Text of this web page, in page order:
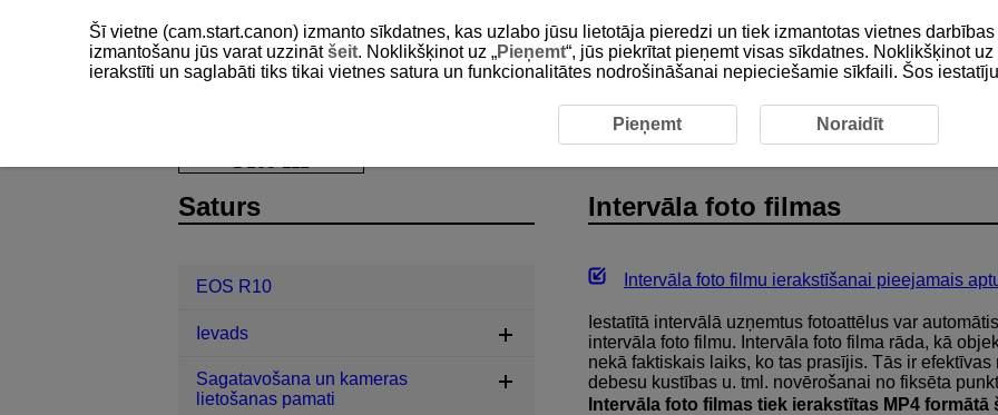
Filmas ierakstīšana Intervāla foto filmas
Intervāla foto filmas
Intervāla foto filmu ierakstīšanai pieejamais
Iestatītā intervālā uzņemtus fotoattēlus var
intervāla foto filmu. Intervāla foto filma rāda, kā
nekā faktiskais laiks, ko tas prasījis. Tās ir
debesu kustības u. tml. novērošanai no fiksēta
Intervāla foto filmas tiek ierakstītas MP4 formātā
Saturs
EOS R10
Ievads
Sagatavošana un kameras
lietošanas pamati
Šī vietne (cam.start.canon) izmanto sīkdatnes, kas uzlabo jūsu lietotāja pieredzi un tiek izmantotas vietnes
izmantošanu jūs varat uzzinātšeit. Noklikšķinot uz „Pieņemt“, jūs piekrītat pieņemt visas sīkdatnes. Noklikšķinot uz
ierakstīti un saglabāti tiks tikai vietnes satura un funkcionalitātes nodrošināšanai nepieciešamie sīkfaili. Šos
Pieņemt Noraidīt